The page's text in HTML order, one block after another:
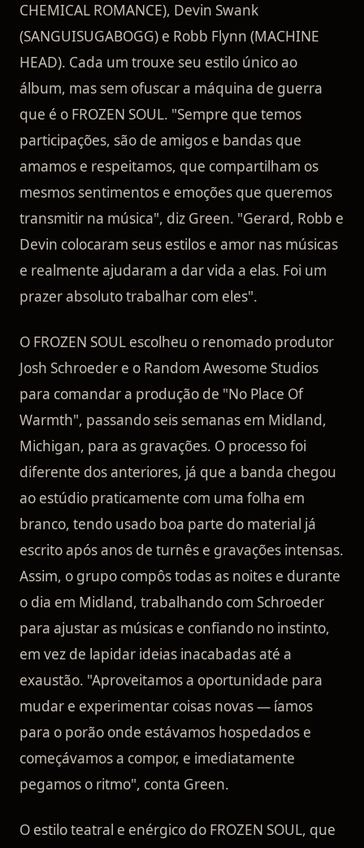
CHEMICAL ROMANCE), Devin Swank
(SANGUISUGABOGG) e Robb Flynn (MACHINE
HEAD). Cada um trouxe seu estilo único ao
álbum, mas sem ofuscar a máquina de guerra
que é o FROZEN SOUL. "Sempre que temos
participações, são de amigos e bandas que
amamos e respeitamos, que compartilham os
mesmos sentimentos e emoções que queremos
transmitir na música", diz Green. "Gerard, Robb e
Devin colocaram seus estilos e amor nas músicas
e realmente ajudaram a dar vida a elas. Foi um
prazer absoluto trabalhar com eles".
O FROZEN SOUL escolheu o renomado produtor
Josh Schroeder e o Random Awesome Studios
para comandar a produção de "No Place Of
Warmth", passando seis semanas em Midland,
Michigan, para as gravações. O processo foi
diferente dos anteriores, já que a banda chegou
ao estúdio praticamente com uma folha em
branco, tendo usado boa parte do material já
escrito após anos de turnês e gravações intensas.
Assim, o grupo compôs todas as noites e durante
o dia em Midland, trabalhando com Schroeder
para ajustar as músicas e confiando no instinto,
em vez de lapidar ideias inacabadas até a
exaustão. "Aproveitamos a oportunidade para
mudar e experimentar coisas novas — íamos
para o porão onde estávamos hospedados e
começávamos a compor, e imediatamente
pegamos o ritmo", conta Green.
O estilo teatral e enérgico do FROZEN SOUL, que